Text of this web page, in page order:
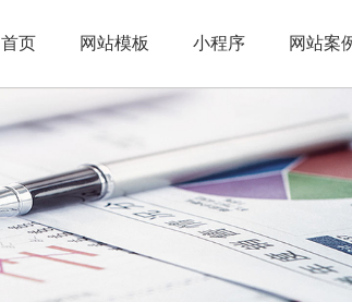
首页 网站模板 小程序 网站案